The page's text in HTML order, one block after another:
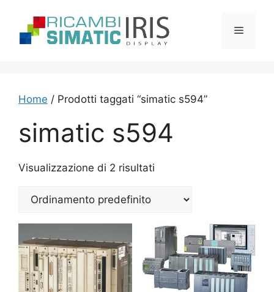
contenuto
Menu
Home / Prodotti taggati “simatic s594”
simatic s594
Visualizzazione di 2 risultati